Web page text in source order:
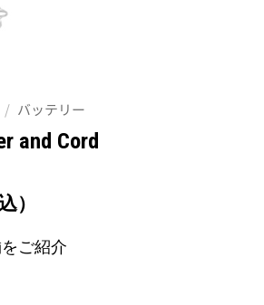
/ バッテリー
and Cord
）
ご紹介